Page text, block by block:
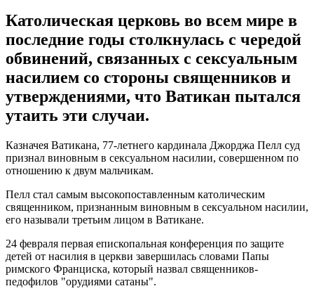
Католическая церковь во всем мире в
последние годы столкнулась с чередой
обвинений, связанных с сексуальным
насилием со стороны священников и
утверждениями, что Ватикан пытался
утаить эти случаи.
Казначея Ватикана, 77-летнего кардинала Джорджа Пелл суд
признал виновным в сексуальном насилии, совершенном по
отношению к двум мальчикам.
Пелл стал самым высокопоставленным католическим
священником, признанным виновным в сексуальном насилии,
его называли третьим лицом в Ватикане.
24 февраля первая епископальная конференция по защите
детей от насилия в церкви завершилась словами Папы
римского Франциска, который назвал священников-
педофилов "орудиями сатаны".